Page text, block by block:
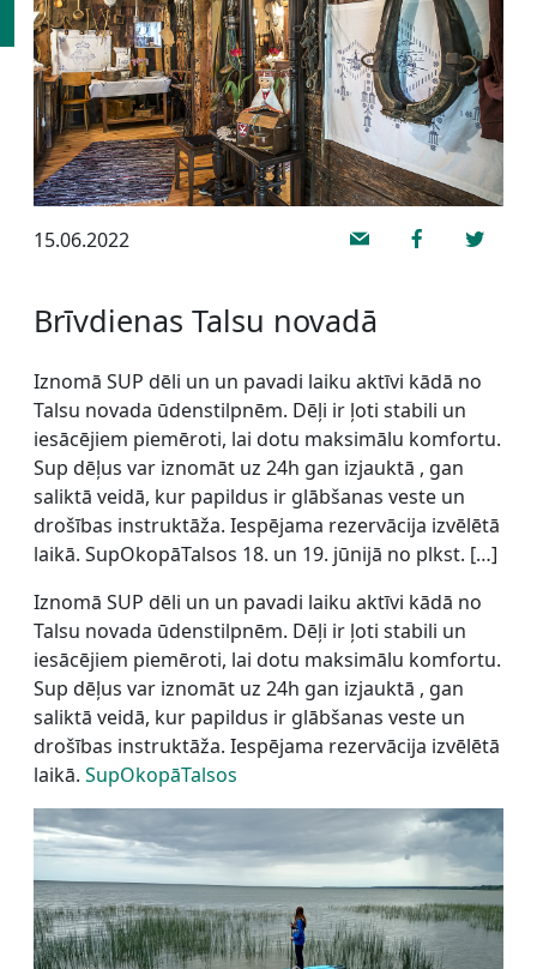
15.06.2022
Brīvdienas Talsu novadā
Iznomā SUP dēli un un pavadi laiku aktīvi kādā no
Talsu novada ūdenstilpnēm. Dēļi ir ļoti stabili un
iesācējiem piemēroti, lai dotu maksimālu komfortu.
Sup dēļus var iznomāt uz 24h gan izjauktā , gan
saliktā veidā, kur papildus ir glābšanas veste un
drošības instruktāža. Iespējama rezervācija izvēlētā
laikā. SupOkopāTalsos 18. un 19. jūnijā no plkst. […]
Iznomā SUP dēli un un pavadi laiku aktīvi kādā no
Talsu novada ūdenstilpnēm. Dēļi ir ļoti stabili un
iesācējiem piemēroti, lai dotu maksimālu komfortu.
Sup dēļus var iznomāt uz 24h gan izjauktā , gan
saliktā veidā, kur papildus ir glābšanas veste un
drošības instruktāža. Iespējama rezervācija izvēlētā
laikā. SupOkopāTalsos